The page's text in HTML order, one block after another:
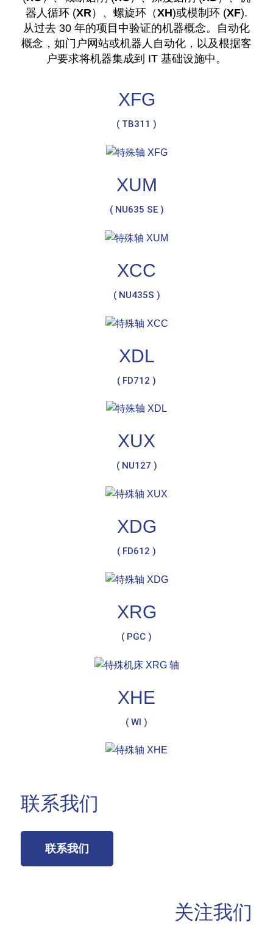
器人循环 (XR ）、螺旋环（XH)或模制环 (XF).
从过去 30 年的项目中验证的机器概念。自动化
概念，如门户网站或机器人自动化，以及根据客
户要求将机器集成到 IT 基础设施中。
XFG
( TB311 )
XUM
( NU635 SE )
XCC
( NU435S )
XDL
( FD712 )
XUX
( NU127 )
XDG
( FD612 )
XRG
( PGC )
XHE
( WI )
联系我们
联系我们
关注我们